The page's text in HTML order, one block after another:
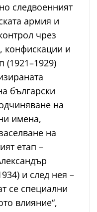
следвоенният
армия и
чрез
конфискации и
(1921–1929)
български
на
имена,
на
етап –
и след нея –
се специални
влияние“,